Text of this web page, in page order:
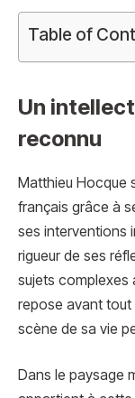
Table of
Un
reconnu
Matthieu Hocque
français grâce à
ses interventions
rigueur de ses
sujets
repose avant tout
scène de sa vie
Dans le paysage